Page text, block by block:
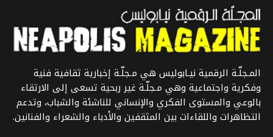
المـجلّـة الرقمية نيـابوليس هي مـجلّـة إخبارية ثقافية فنية
وفكرية واجتماعية وهي مـجلّـة غير ربحية تسعى إلى الارتقاء
بالوعي والمستوى الفكري والإنساني للناشئة والشباب، وتدعم
التظاهرات واللقاءات بين المثقفين والأدباء والشعراء والفنانين.